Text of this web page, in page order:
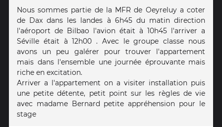
Nous sommes partie de la MFR de Oeyreluy a coter
de Dax dans les landes à 6h45 du matin direction
l'aéroport de Bilbao l'avion était à 10h45 l'arriver a
Séville était à 12h00 . Avec le groupe classe nous
avons un peu galérer pour trouver l'appartement
mais dans l'ensemble une journée éprouvante mais
riche en excitation.
Arriver a l'appartement on a visiter installation puis
une petite détente, petit point sur les règles de vie
avec madame Bernard petite appréhension pour le
stage